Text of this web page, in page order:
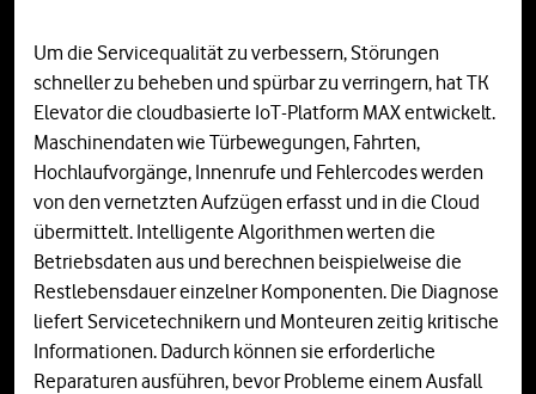
Um die Servicequalität zu verbessern, Störungen
schneller zu beheben und spürbar zu verringern, hat TK
Elevator die cloudbasierte IoT-Platform MAX entwickelt.
Maschinendaten wie Türbewegungen, Fahrten,
Hochlaufvorgänge, Innenrufe und Fehlercodes werden
von den vernetzten Aufzügen erfasst und in die Cloud
übermittelt. Intelligente Algorithmen werten die
Betriebsdaten aus und berechnen beispielweise die
Restlebensdauer einzelner Komponenten. Die Diagnose
liefert Servicetechnikern und Monteuren zeitig kritische
Informationen. Dadurch können sie erforderliche
Reparaturen ausführen, bevor Probleme einem Ausfall